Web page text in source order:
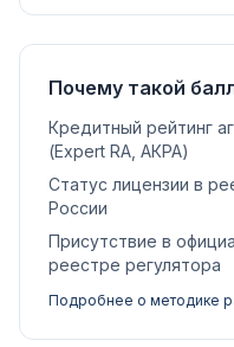
Почему такой
Кредитный рейтинг
(Expert RA, АКРА)
Статус лицензии в
России
Присутствие в
реестре регулятора
Подробнее о методике